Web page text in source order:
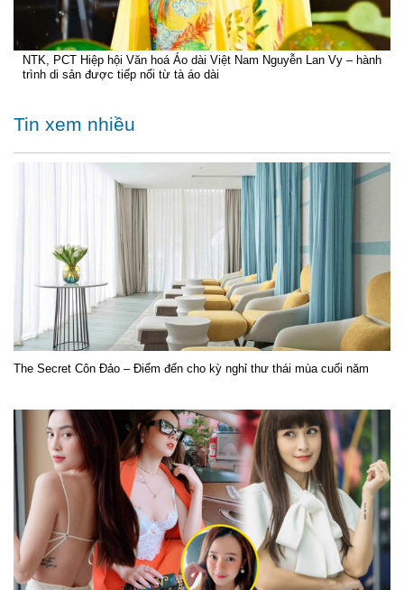
NTK, PCT Hiệp hội Văn hoá Áo dài Việt Nam Nguyễn Lan Vy – hành
trình di sản được tiếp nối từ tà áo dài
Tin xem nhiều
The Secret Côn Đảo – Điểm đến cho kỳ nghỉ thư thái mùa cuối năm